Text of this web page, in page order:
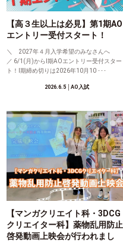
【高３生以上は必見】第1期AO
エントリー受付スタート！
＼ 2027年４月入学希望のみなさんへ
／ 6/1(月)からⅠ期AOエントリー受付スター
ト！Ⅰ期締め切りは2026年10月10 ･･･
2026.6.5│AO入試
【マンガクリエイト科・3DCG
クリエイター科】薬物乱用防止
啓発動画上映会が行われまし